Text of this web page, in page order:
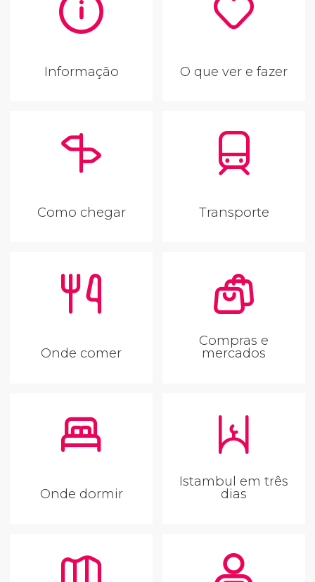
Informação O que ver e fazer
Como chegar Transporte
Onde comer
Compras e
mercados
Onde dormir
Istambul em três
dias